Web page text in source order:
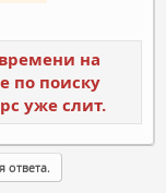
на
по поиску
уже слит.
ответа.